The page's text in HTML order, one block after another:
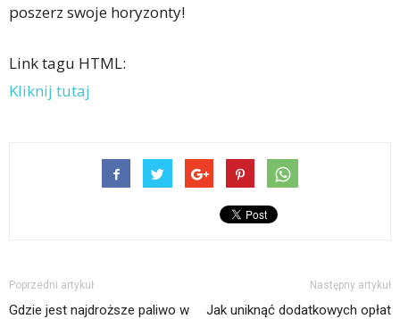
poszerz swoje horyzonty!
Link tagu HTML:
Kliknij tutaj
Poprzedni artykuł
Gdzie jest najdroższe paliwo w
Następny artykuł
Jak uniknąć dodatkowych opłat